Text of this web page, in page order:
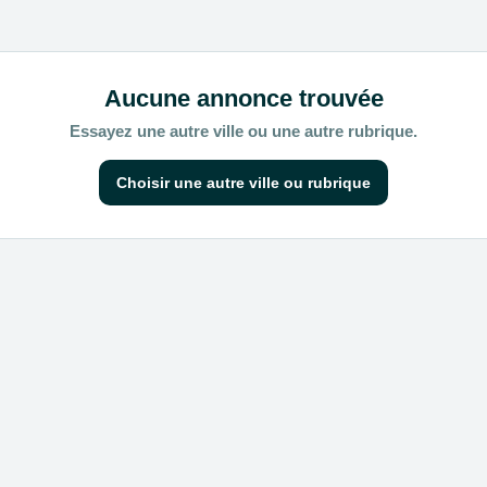
Aucune annonce trouvée
Essayez une autre ville ou une autre rubrique.
Choisir une autre ville ou rubrique